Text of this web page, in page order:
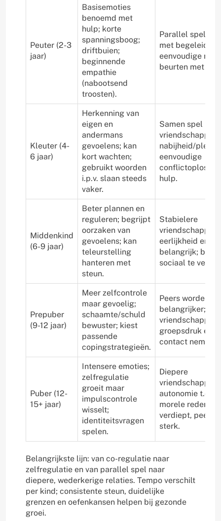
Peuter (2-3
jaar)
Basisemoties
benoemd met
hulp; korte
spanningsboog;
driftbuien;
beginnende
empathie
(nabootsend
troosten).
Parallel spel;
met begeleiding;
eenvoudige
beurten met
Kleuter (4-
6 jaar)
Herkenning van
eigen en
andermans
gevoelens; kan
kort wachten;
gebruikt woorden
i.p.v. slaan steeds
vaker.
Samen spel
vriendschappen
nabijheid/
eenvoudige
hulp.
Middenkind
(6-9 jaar)
Beter plannen en
reguleren; begrijpt
oorzaken van
gevoelens; kan
teleurstelling
hanteren met
steun.
Stabielere
vriendschappen;
eerlijkheid en
belangrijk;
sociaal te
Prepuber
(9-12 jaar)
Meer zelfcontrole
maar gevoelig;
schaamte/schuld
bewuster; kiest
passende
copingstrategieën.
Peers worden
belangrijker;
vriendschappen;
groepsdruk en
contact nemen
Puber (12-
15+ jaar)
Intensere emoties;
zelfregulatie
groeit maar
impulscontrole
wisselt;
identiteitsvragen
spelen.
Diepere
autonomie t.o.v.
morele
verdiept, peer-
sterk.
Belangrijkste lijn: van co-regulatie naar
zelfregulatie en van parallel spel naar
diepere, wederkerige relaties. Tempo verschilt
per kind; consistente steun, duidelijke
grenzen en oefenkansen helpen bij gezonde
groei.